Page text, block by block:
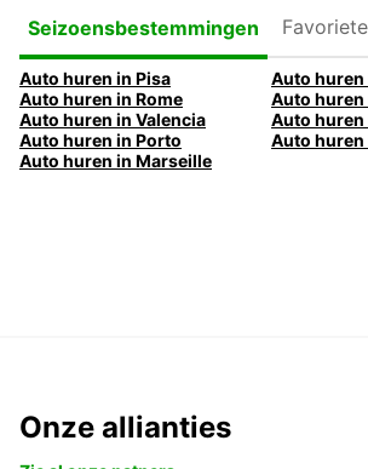
Seizoensbestemmingen
Auto huren in Pisa
Auto huren
Auto huren in Rome
Auto huren
Auto huren in Valencia
Auto huren
Auto huren in Porto
Auto huren
Auto huren in Marseille
Onze allianties